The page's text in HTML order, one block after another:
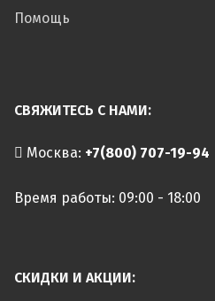
Помощь
СВЯЖИТЕСЬ С НАМИ:
Москва: +7(800) 707-19-94
Время работы: 09:00 - 18:00
СКИДКИ И АКЦИИ: